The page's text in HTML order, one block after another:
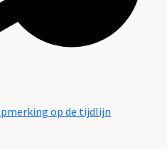
op de tijdlijn